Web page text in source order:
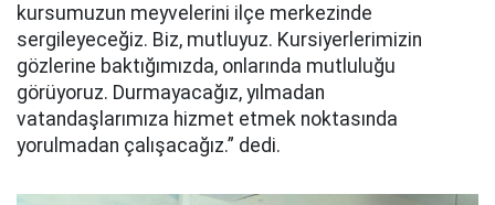
kursumuzun meyvelerini ilçe merkezinde
sergileyeceğiz. Biz, mutluyuz. Kursiyerlerimizin
gözlerine baktığımızda, onlarında mutluluğu
görüyoruz. Durmayacağız, yılmadan
vatandaşlarımıza hizmet etmek noktasında
yorulmadan çalışacağız.” dedi.